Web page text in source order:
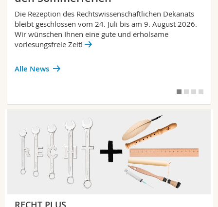
Die Rezeption des Rechtswissenschaftlichen Dekanats
bleibt geschlossen vom 24. Juli bis am 9. August 2026.
Wir wünschen Ihnen eine gute und erholsame
vorlesungsfreie Zeit!
Alle News
RECHT PLUS